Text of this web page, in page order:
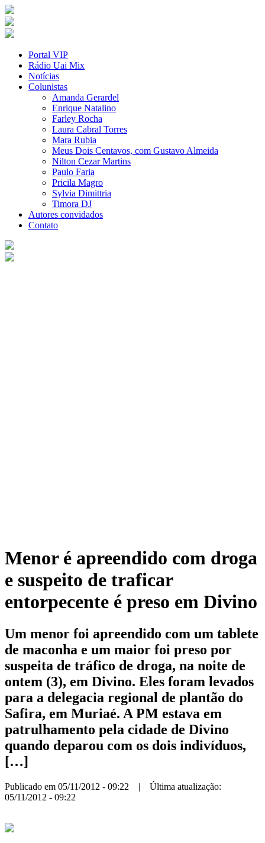
Portal VIP
Rádio Uai Mix
Notícias
Colunistas
Amanda Gerardel
Enrique Natalino
Farley Rocha
Laura Cabral Torres
Mara Rubia
Meus Dois Centavos, com Gustavo Almeida
Nilton Cezar Martins
Paulo Faria
Pricila Magro
Sylvia Dimittria
Timora DJ
Autores convidados
Contato
Menor é apreendido com droga
e suspeito de traficar
entorpecente é preso em Divino
Um menor foi apreendido com um tablete
de maconha e um maior foi preso por
suspeita de tráfico de droga, na noite de
ontem (3), em Divino. Eles foram levados
para a delegacia regional de plantão do
Safira, em Muriaé. A PM estava em
patrulhamento pela cidade de Divino
quando deparou com os dois indivíduos,
[…]
Publicado em 05/11/2012 - 09:22 | Última atualização:
05/11/2012 - 09:22